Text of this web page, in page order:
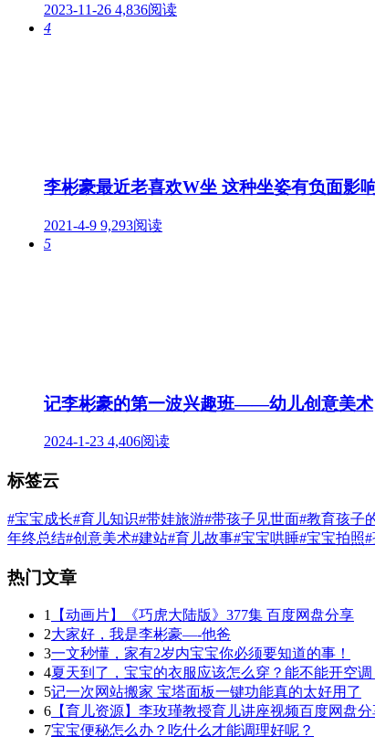
2023-11-26 4,836阅读
4
李彬豪最近老喜欢W坐 这种坐姿有负面影
2021-4-9 9,293阅读
5
记李彬豪的第一波兴趣班——幼儿创意美术
2024-1-23 4,406阅读
标签云
#宝宝成长#育儿知识#带娃旅游#带孩子见世面#教育孩子
年终总结#创意美术#建站#育儿故事#宝宝哄睡#宝宝拍照
热门文章
1
【动画片】《巧虎大陆版》377集 百度网盘分享
2大家好，我是李彬豪—-他爸
3一文秒懂，家有2岁内宝宝你必须要知道的事！
4夏天到了，宝宝的衣服应该怎么穿？能不能开空调
5记一次网站搬家 宝塔面板一键功能真的太好用了
6 【育儿资源】李玫瑾教授育儿讲座视频百度网盘
7宝宝便秘怎么办？吃什么才能调理好呢？